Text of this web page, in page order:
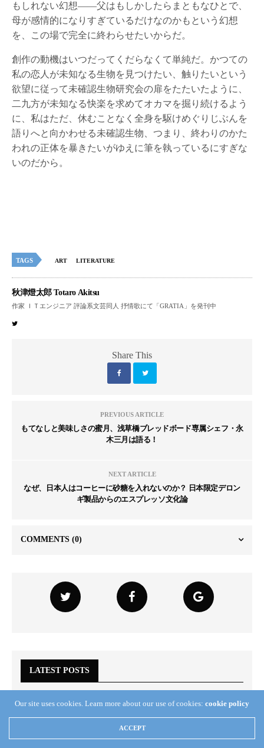
もしれない幻想――父はもしかしたらまともなひとで、
母が感情的になりすぎているだけなのかもという幻想
を、この場で完全に終わらせたいからだ。
創作の動機はいつだってくだらなくて単純だ。かつての
私の恋人が未知なる生物を見つけたい、触りたいという
欲望に従って未確認生物研究会の扉をたたいたように、
二九方が未知なる快楽を求めてオカマを掘り続けるよう
に、私はただ、休むことなく全身を駆けめぐりじぶんを
語りへと向かわせる未確認生物、つまり、終わりのかた
われの正体を暴きたいがゆえに筆を執っているにすぎな
いのだから。
TAGS ART LITERATURE
秋津燈太郎 Totaro Akitsu
作家 ＩＴエンジニア 評論系文芸同人 抒情歌にて「GRATIA」を発刊中
Share This
PREVIOUS ARTICLE
もてなしと美味しさの蜜月、浅草橋ブレッドボード専属シェフ・永
木三月は語る！
NEXT ARTICLE
なぜ、日本人はコーヒーに砂糖を入れないのか？ 日本限定デロン
ギ製品からのエスプレッソ文化論
COMMENTS (0)
LATEST POSTS
Our site uses cookies. Learn more about our use of cookies: cookie policy
ACCEPT